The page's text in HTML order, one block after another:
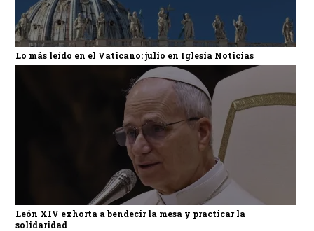
Lo más leído en el Vaticano: julio en Iglesia Noticias
León XIV exhorta a bendecir la mesa y practicar la
solidaridad